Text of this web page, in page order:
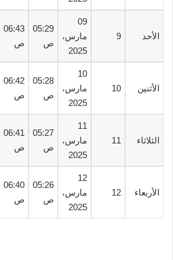
الأحد 9
09
مارس،
2025
05:29
ص
06:43
ص
الأثنين 10
10
مارس،
2025
05:28
ص
06:42
ص
الثلاثاء 11
11
مارس،
2025
05:27
ص
06:41
ص
الأربعاء 12
12
مارس،
2025
05:26
ص
06:40
ص